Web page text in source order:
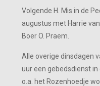
Volgende H. Mis in de
augustus met Harrie
Boer O. Praem.
Alle overige dinsdagen
uur een gebedsdienst in
o.a. het Rozenhoedje